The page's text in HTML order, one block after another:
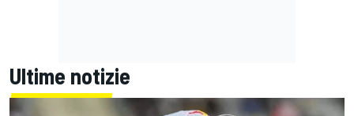
Ultime notizie